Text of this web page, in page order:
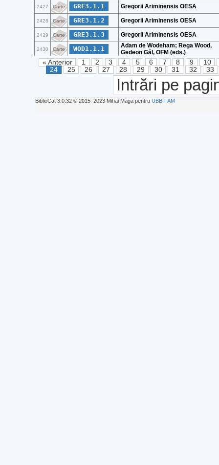
2427 Carte GRE3.1.1 Gregorii Ariminensis OESA
2428 Carte GRE3.1.2 Gregorii Ariminensis OESA
2429 Carte GRE3.1.3 Gregorii Ariminensis OESA
2430 Carte WOD1.1.1
Adam de Wodeham; Rega Wood,
Gedeon Gál, OFM (eds.)
« Anterior 1 2 3 4 5 6 7 8 9
10
24
25 26 27 28 29 30 31 32 33
Intrări pe
BiblioCat 3.0.32 © 2015‒2023 Mihai Maga pentru UBB-FAM